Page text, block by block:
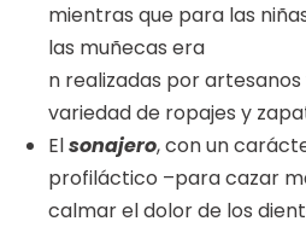
mientras que para las
las muñecas era
n realizadas por
variedad de ropajes y
Elsonajero, con un
profiláctico –para cazar
calmar el dolor de los